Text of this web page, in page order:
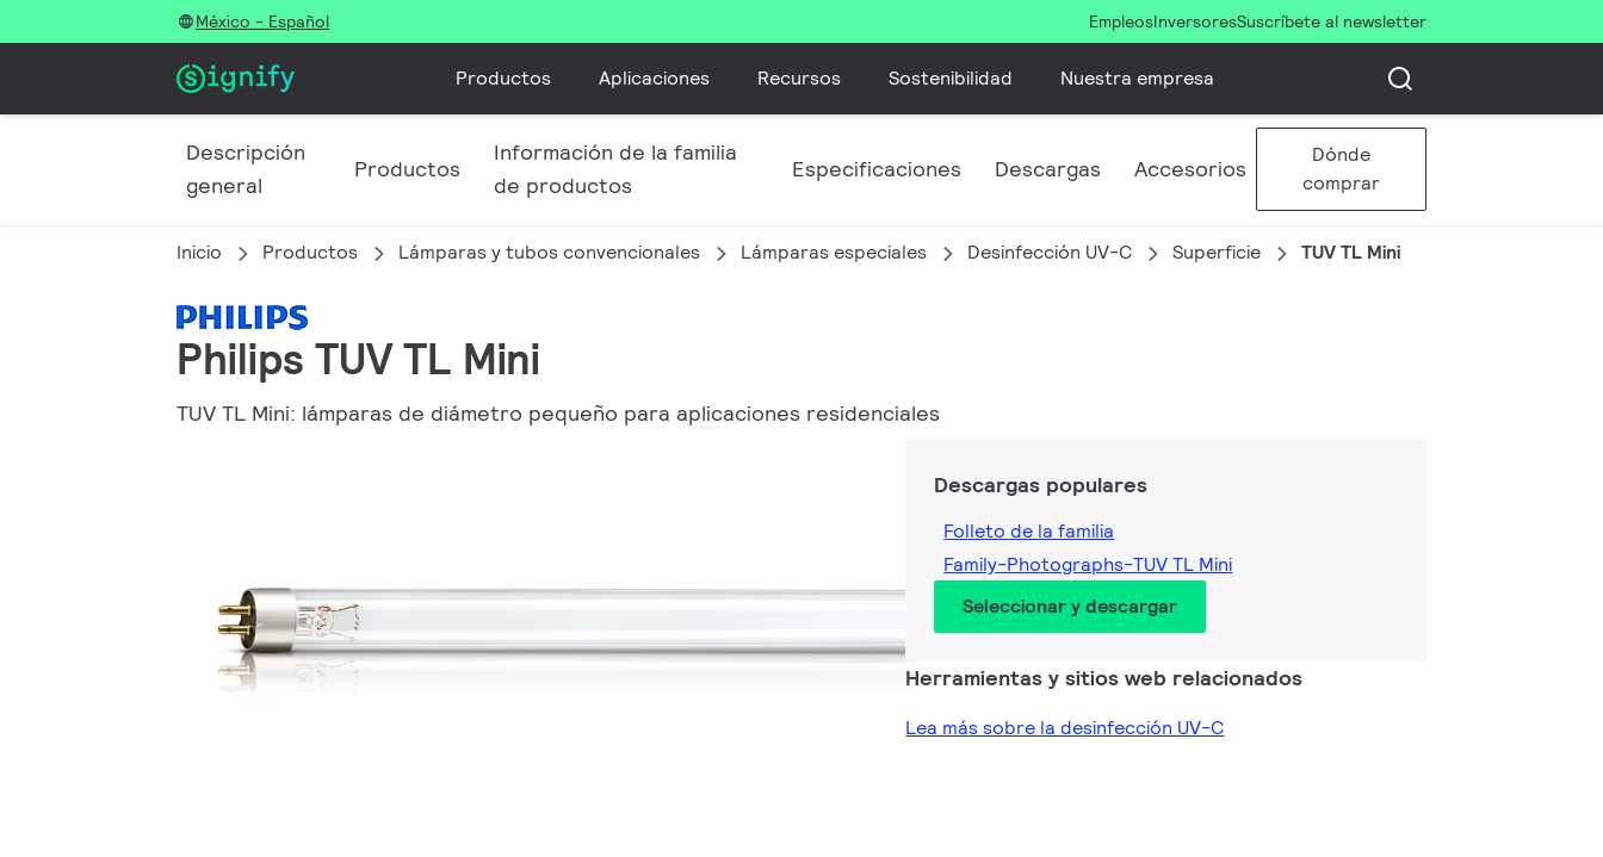
México - Español EmpleosInversoresSuscríbete al newsletter
Productos Aplicaciones Recursos Sostenibilidad Nuestra empresa
Descripción
general
Productos
Información de la familia
de productos
Especificaciones Descargas Accesorios
Dónde
comprar
Inicio Productos Lámparas y tubos convencionales Lámparas especiales Desinfección UV-C Superficie TUV TL Mini
Philips TUV TL Mini
TUV TL Mini: lámparas de diámetro pequeño para aplicaciones residenciales
Descargas populares
Folleto de la familia
Family-Photographs-TUV TL Mini
Seleccionar y descargar
Herramientas y sitios web relacionados
Lea más sobre la desinfección UV-C